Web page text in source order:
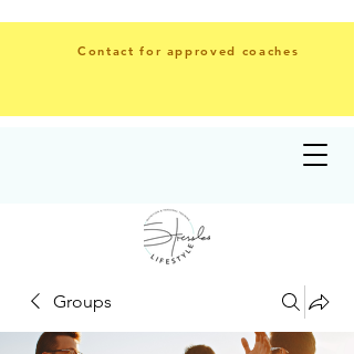
Contact for approved coaches
Groups